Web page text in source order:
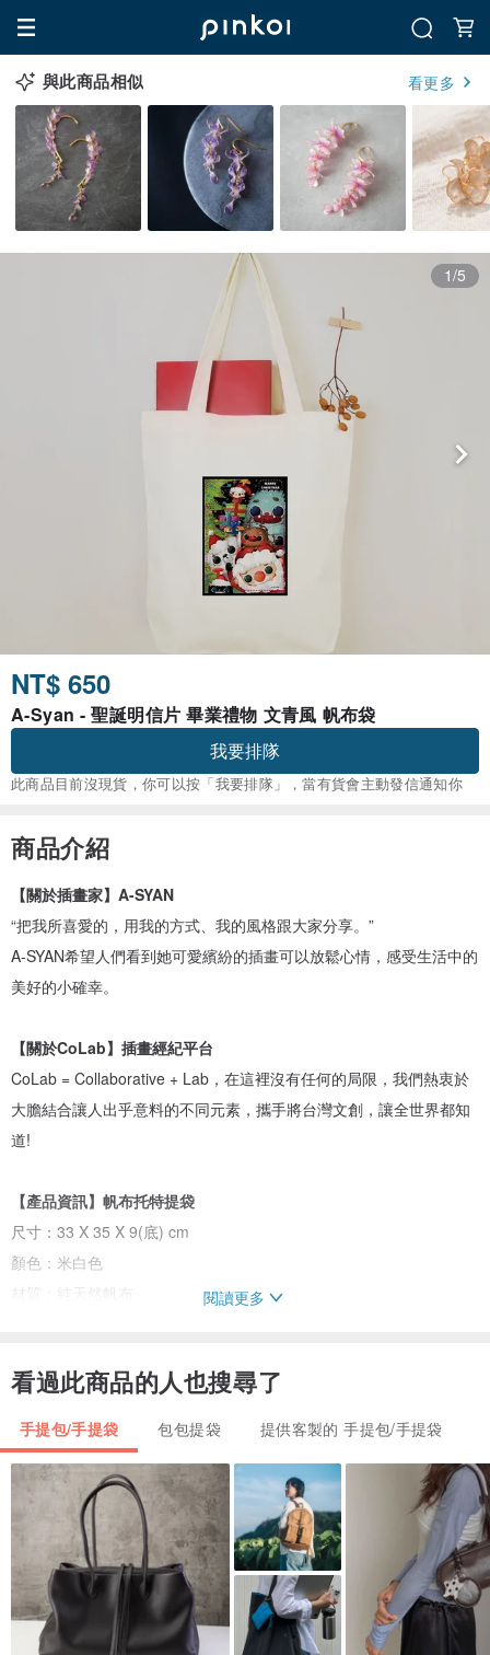
與此商品相似 看更多
1/5
NT$ 650
A-Syan - 聖誕明信片 畢業禮物 文青風 帆布袋
我要排隊
此商品目前沒現貨，你可以按「我要排隊」，當有貨會主動發信通知你
商品介紹
【關於插畫家】A-SYAN
“把我所喜愛的，用我的方式、我的風格跟大家分享。”
A-SYAN希望人們看到她可愛繽紛的插畫可以放鬆心情，感受生活中的
美好的小確幸。
【關於CoLab】插畫經紀平台
CoLab = Collaborative + Lab，在這裡沒有任何的局限，我們熱衷於
大膽結合讓人出乎意料的不同元素，攜手將台灣文創，讓全世界都知
道!
【產品資訊】帆布托特提袋
尺寸：33 X 35 X 9(底) cm
顏色：米白色
材質：純天然帆布
閱讀更多
看過此商品的人也搜尋了
手提包/手提袋 包包提袋 提供客製的 手提包/手提袋